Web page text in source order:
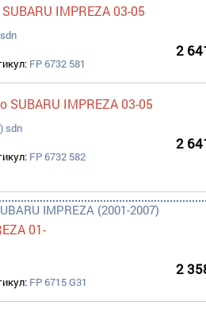
IMPREZA 03-05
FP 6732 581
2
SUBARU IMPREZA 03-05
sdn
FP 6732 582
2
IMPREZA (2001-2007)
01-
FP 6715 G31
2